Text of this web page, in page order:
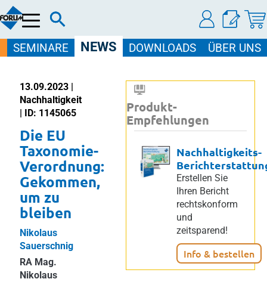
Menü
SEMINARE NEWS DOWNLOADS ÜBER UNS
13.09.2023 |
Nachhaltigkeit
| ID: 1145065
Die EU
Taxonomie-
Verordnung:
Gekommen,
um zu
bleiben
Nikolaus
Sauerschnig
RA Mag.
Nikolaus
Produkt-
Empfehlungen
Nachhaltigkeits-
Erstellen Sie
Ihren Bericht
rechtskonform
und
zeitsparend!
Info & bestellen